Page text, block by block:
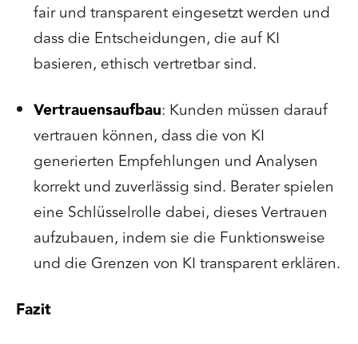
fair und transparent eingesetzt werden und
dass die Entscheidungen, die auf KI
basieren, ethisch vertretbar sind.
Vertrauensaufbau: Kunden müssen darauf
vertrauen können, dass die von KI
generierten Empfehlungen und Analysen
korrekt und zuverlässig sind. Berater spielen
eine Schlüsselrolle dabei, dieses Vertrauen
aufzubauen, indem sie die Funktionsweise
und die Grenzen von KI transparent erklären.
Fazit